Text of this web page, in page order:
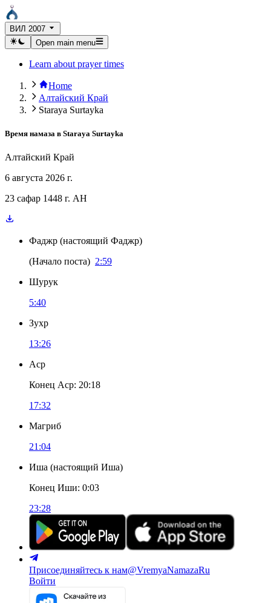
ВИЛ 2007
Open main menu
Learn about prayer times
Home
Алтайский Край
Staraya Surtayka
Время намаза в Staraya Surtayka
Алтайский Край
6 августа 2026 г.
23 сафар 1448 г. AH
Фаджр (настоящий Фаджр)
(Начало поста) 2:59
Шурук
5:40
Зухр
13:26
Аср
Конец Аср: 20:18
17:32
Магриб
21:04
Иша (настоящий Иша)
Конец Иши: 0:03
23:28
Присоединяйтесь к нам@VremyaNamazaRu
Войти